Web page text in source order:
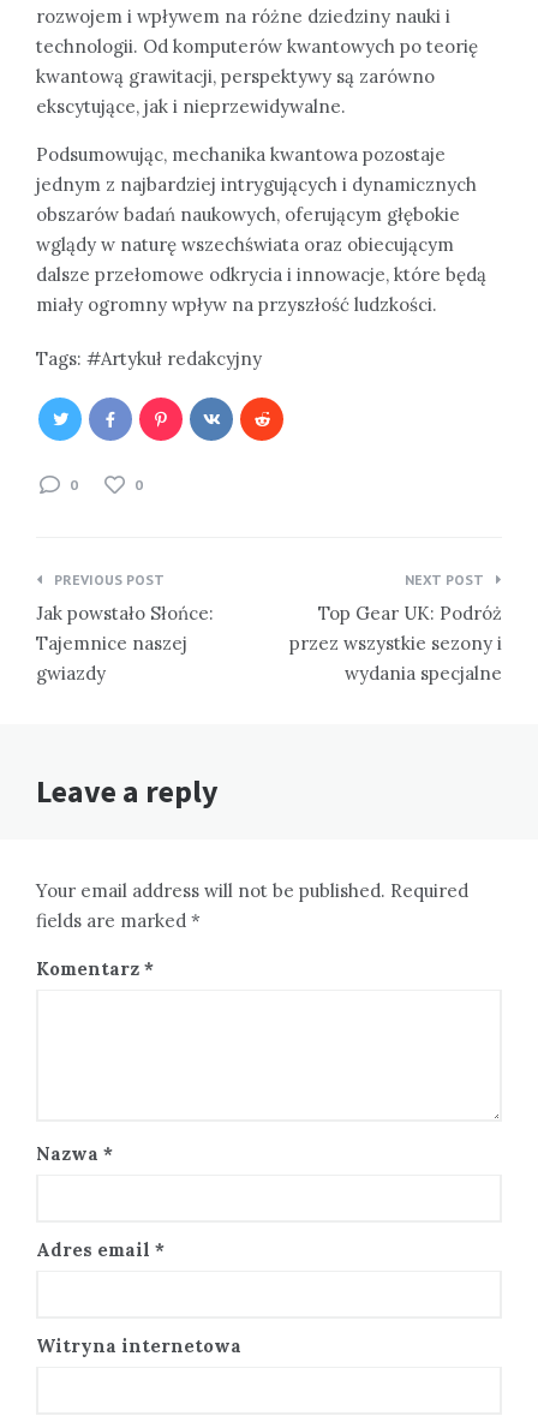
rozwojem i wpływem na różne dziedziny nauki i
technologii. Od komputerów kwantowych po teorię
kwantową grawitacji, perspektywy są zarówno
ekscytujące, jak i nieprzewidywalne.
Podsumowując, mechanika kwantowa pozostaje
jednym z najbardziej intrygujących i dynamicznych
obszarów badań naukowych, oferującym głębokie
wglądy w naturę wszechświata oraz obiecującym
dalsze przełomowe odkrycia i innowacje, które będą
miały ogromny wpływ na przyszłość ludzkości.
Tags: Artykuł redakcyjny
0 0
Nawigacja
wpisu
PREVIOUS POST
Jak powstało Słońce:
Tajemnice naszej
gwiazdy
NEXT POST
Top Gear UK: Podróż
przez wszystkie sezony i
wydania specjalne
Leave a reply
Your email address will not be published. Required
fields are marked *
Komentarz *
Nazwa *
Adres email *
Witryna internetowa